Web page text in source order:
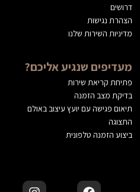
דרושים
הצהרת נגישות
מדיניות השירות שלנו
מעדיפים שנגיע אליכם?
פתיחת קריאת שירות
בדיקת מצב הזמנה
תיאום פגישה עם יועץ עיצוב באולם
התצוגה
ביצוע הזמנה טלפונית